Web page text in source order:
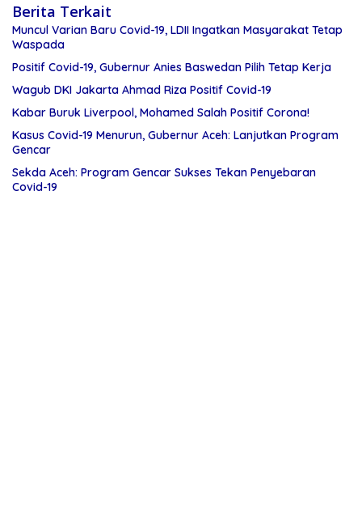
Berita Terkait
Muncul Varian Baru Covid-19, LDII Ingatkan Masyarakat Tetap
Waspada
Positif Covid-19, Gubernur Anies Baswedan Pilih Tetap Kerja
Wagub DKI Jakarta Ahmad Riza Positif Covid-19
Kabar Buruk Liverpool, Mohamed Salah Positif Corona!
Kasus Covid-19 Menurun, Gubernur Aceh: Lanjutkan Program
Gencar
Sekda Aceh: Program Gencar Sukses Tekan Penyebaran
Covid-19